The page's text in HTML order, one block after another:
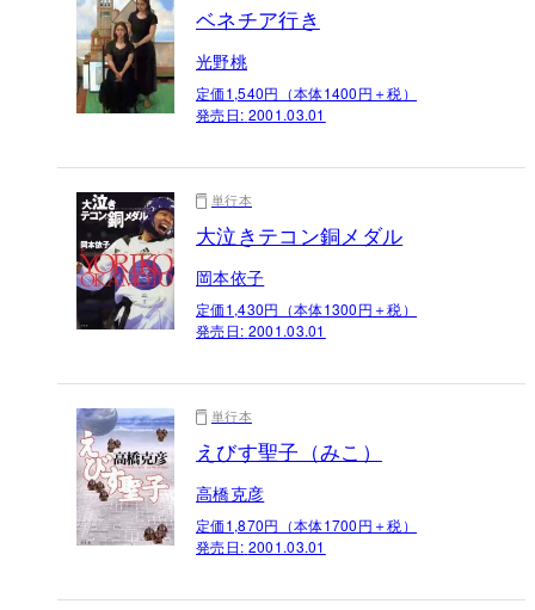
ベネチア行き
光野桃
定価1,540円（本体1400円＋税）
発売日: 2001.03.01
単行本
大泣きテコン銅メダル
岡本依子
定価1,430円（本体1300円＋税）
発売日: 2001.03.01
単行本
えびす聖子（みこ）
高橋克彦
定価1,870円（本体1700円＋税）
発売日: 2001.03.01